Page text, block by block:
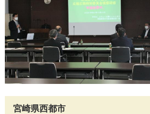
宮崎県西都市